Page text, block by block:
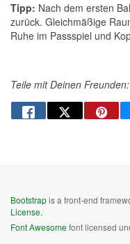
Tipp: Nach dem ersten
zurück. Gleichmäßige
Ruhe im Passspiel und
Teile mit Deinen Freunden:
Bootstrapis a front-end
License.
Font Awesomefont licensed